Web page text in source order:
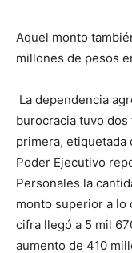
Aquel monto
millones de pesos
La dependencia
burocracia tuvo
primera, etiquetada
Poder Ejecutivo
Personales la
monto superior a lo
cifra llegó a 5 mil
aumento de 410